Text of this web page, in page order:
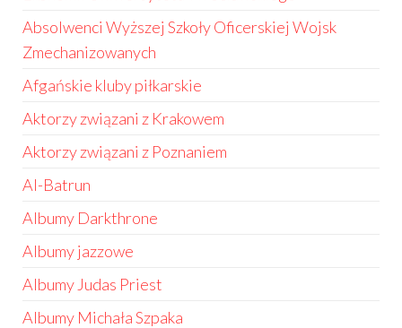
Absolwenci Wyższej Szkoły Oficerskiej Wojsk
Zmechanizowanych
Afgańskie kluby piłkarskie
Aktorzy związani z Krakowem
Aktorzy związani z Poznaniem
Al-Batrun
Albumy Darkthrone
Albumy jazzowe
Albumy Judas Priest
Albumy Michała Szpaka